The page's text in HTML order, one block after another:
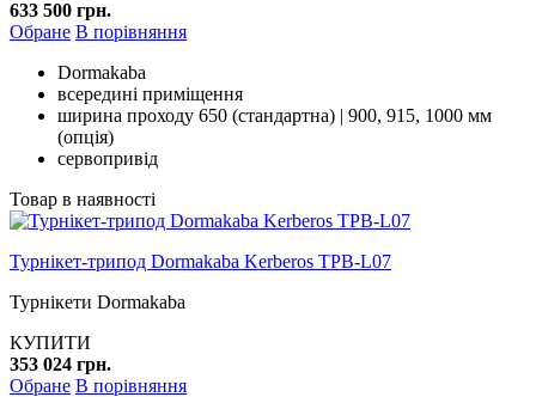
633 500 грн.
Обране В порівняння
Dormakaba
всередині приміщення
ширина проходу 650 (стандартна) | 900, 915, 1000 мм
(опція)
сервопривід
Товар в наявності
Турнікет-трипод Dormakaba Kerberos TPB-L07
Турнікети Dormakaba
КУПИТИ
353 024 грн.
Обране В порівняння